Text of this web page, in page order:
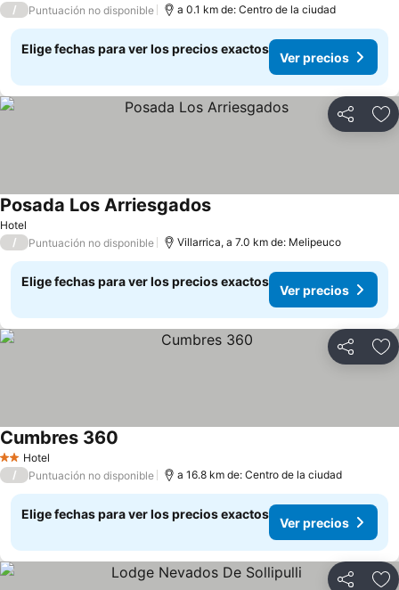
/ Puntuación no disponible a 0.1 km de: Centro de la ciudad
Elige fechas para ver los precios exactos
Ver precios
Compartir
Hotel
Posada Los ArriesgadosVer precios
/ Puntuación no disponible Villarrica, a 7.0 km de: Melipeuco
Elige fechas para ver los precios exactos
Ver precios
Compartir
2 Estrellas
Hotel
Cumbres 360
/ Puntuación no disponible a 16.8 km de: Centro de la ciudad
Elige fechas para ver los precios exactos
Ver precios